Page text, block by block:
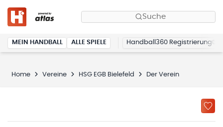
Suche
MEIN HANDBALL ALLE SPIELE Handball360 Registrierung
Home Vereine HSG EGB Bielefeld Der Verein